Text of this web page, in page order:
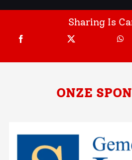
Sharing Is
ONZE